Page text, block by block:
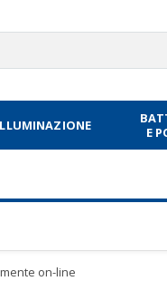
E
on-line